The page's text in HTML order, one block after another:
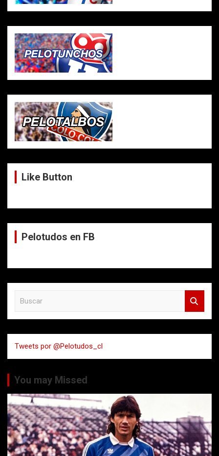
Like Button
Pelotudos en FB
a
rTweets por @Pelotudos_cl
You may Missed